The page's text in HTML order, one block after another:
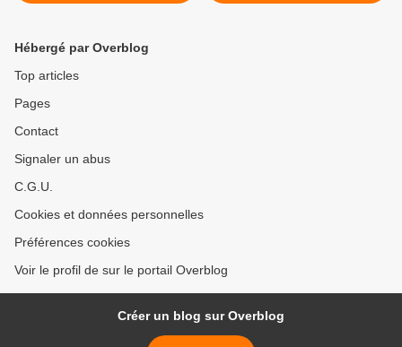
Hébergé par Overblog
Top articles
Pages
Contact
Signaler un abus
C.G.U.
Cookies et données personnelles
Préférences cookies
Voir le profil de sur le portail Overblog
Créer un blog sur Overblog